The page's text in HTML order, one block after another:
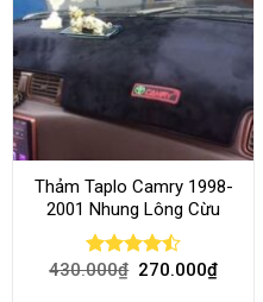
Thảm Taplo Camry 1998-
2001 Nhung Lông Cừu
Rated
430.000₫ 270.000₫